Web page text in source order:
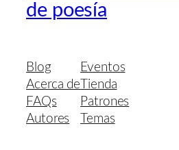
de poesía
Blog
Acerca de
FAQs
Autores
Eventos
Tienda
Patrones
Temas